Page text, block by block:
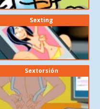
Sexting
Sextorsión